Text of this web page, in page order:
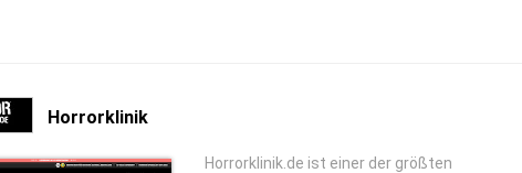
Horrorklinik
Horrorklinik.de ist einer der größten